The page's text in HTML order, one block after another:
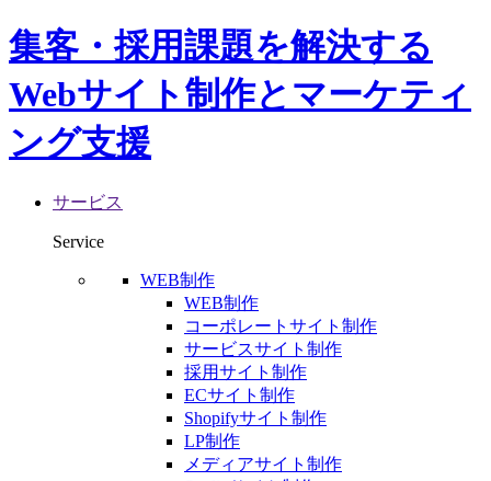
集客・採用課題を解決する
Webサイト制作とマーケティ
ング支援
サービス
Service
WEB制作
WEB制作
コーポレートサイト制作
サービスサイト制作
採用サイト制作
ECサイト制作
Shopifyサイト制作
LP制作
メディアサイト制作